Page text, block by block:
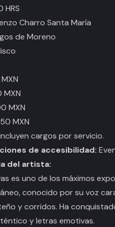
HRS
Charro Santa María
de Moreno
MXN
MXN
MXN
cargos por servicio.
de accesibilidad:
del artista:
es uno de los máximos
conocido por su voz
y corridos. Ha
y letras emotivas.